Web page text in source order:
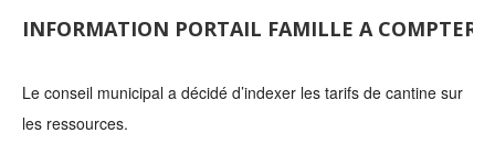
INFORMATION PORTAIL FAMILLE A COMPTER
Le conseil municipal a décidé d’indexer les tarifs de cantine sur
les ressources.